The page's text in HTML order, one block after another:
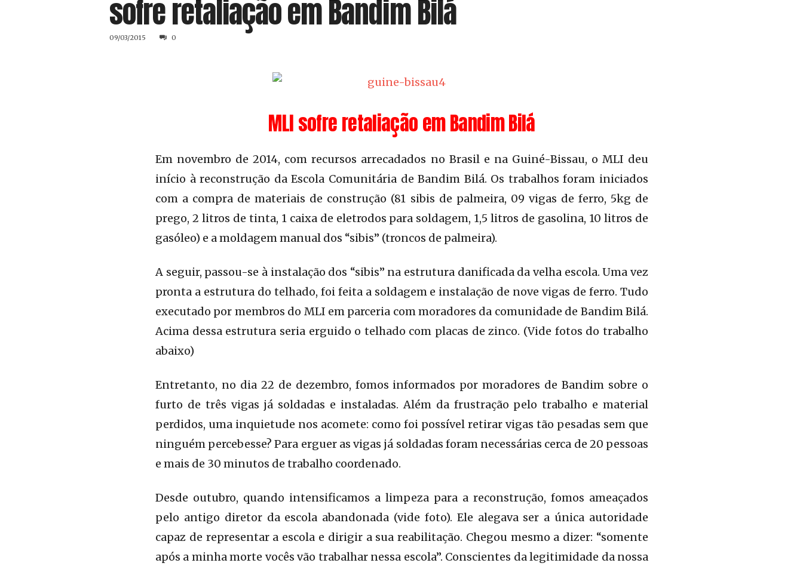
sofre retaliação em Bandim Bilá
09/03/2015 0
MLI sofre retaliação em Bandim Bilá
Em novembro de 2014, com recursos arrecadados no Brasil e na Guiné-Bissau, o MLI deu
início à reconstrução da Escola Comunitária de Bandim Bilá. Os trabalhos foram iniciados
com a compra de materiais de construção (81 sibis de palmeira, 09 vigas de ferro, 5kg de
prego, 2 litros de tinta, 1 caixa de eletrodos para soldagem, 1,5 litros de gasolina, 10 litros de
gasóleo) e a moldagem manual dos “sibis” (troncos de palmeira).
A seguir, passou-se à instalação dos “sibis” na estrutura danificada da velha escola. Uma vez
pronta a estrutura do telhado, foi feita a soldagem e instalação de nove vigas de ferro. Tudo
executado por membros do MLI em parceria com moradores da comunidade de Bandim Bilá.
Acima dessa estrutura seria erguido o telhado com placas de zinco. (Vide fotos do trabalho
abaixo)
Entretanto, no dia 22 de dezembro, fomos informados por moradores de Bandim sobre o
furto de três vigas já soldadas e instaladas. Além da frustração pelo trabalho e material
perdidos, uma inquietude nos acomete: como foi possível retirar vigas tão pesadas sem que
ninguém percebesse? Para erguer as vigas já soldadas foram necessárias cerca de 20 pessoas
e mais de 30 minutos de trabalho coordenado.
Desde outubro, quando intensificamos a limpeza para a reconstrução, fomos ameaçados
pelo antigo diretor da escola abandonada (vide foto). Ele alegava ser a única autoridade
capaz de representar a escola e dirigir a sua reabilitação. Chegou mesmo a dizer: “somente
após a minha morte vocês vão trabalhar nessa escola”. Conscientes da legitimidade da nossa